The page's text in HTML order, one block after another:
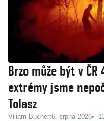
Brzo může být v
extrémy jsme
Tolasz
Viliam Buchert6. srpna 2026